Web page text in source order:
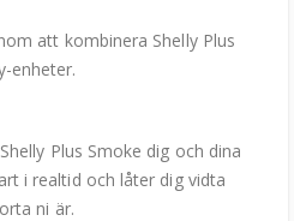
att kombinera Shelly Plus
enheter.
Plus Smoke dig och dina
i realtid och låter dig vidta
ni är.